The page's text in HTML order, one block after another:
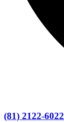
(81) 2122-6022